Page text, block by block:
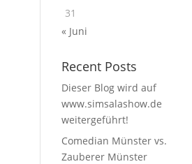
31
« Juni
Recent Posts
Dieser Blog wird auf
www.simsalashow.de
weitergeführt!
Comedian Münster vs.
Zauberer Münster